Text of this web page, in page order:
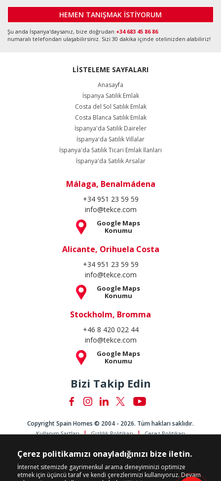
HEMEN TANIŞMAK İSTİYORUM
Şu anda İspanya'daysanız, bize doğrudan +34 683 45 86 86
numaralı telefondan ulaşabilirsiniz. Sizi 30 dakika içinde otelinizden alabiliriz!
LİSTELEME SAYFALARI
Anasayfa
İspanya Satılık Emlak
Costa del Sol Satılık Emlak
Costa Blanca Satılık Emlak
İspanya'da Satılık Daireler
İspanya'da Satılık Villalar
İspanya'da Satılık Ticari Emlak İlanları
İspanya'da Satılık Arsalar
Málaga, Benalmádena
+34 951 23 59 59
info@tekce.com
Google Maps
Konumu
Alicante, Orihuela Costa
+34 951 23 59 59
info@tekce.com
Google Maps
Konumu
Stockholm, Bromma
+46 8 420 022 44
info@tekce.com
Google Maps
Konumu
Bizi Takip Edin
Copyright Spain Homes © 2004 - 2026. Tüm hakları saklıdır.
Kullanım Şartları Gizlilik Politikası Çerez Politikası
Çerez politikamızı onayladığınızı bize iletin.
İnternet sitemizde gayrimenkul arama deneyiminizi optimize
etmek için üçüncü taraf ve kendi çerezlerimizi kullanıyoruz. Devam